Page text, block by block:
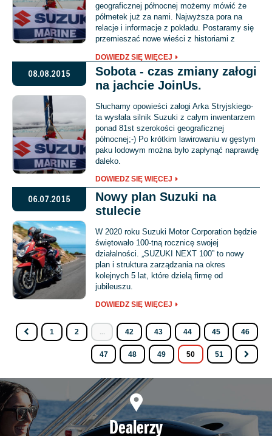
geograficznej północnej możemy mówić że
półmetek już za nami. Najwyższa pora na
relacje i informacje z pokładu. Postaramy się
przemieszać nowe wieści z historiami z
DOWIEDZ SIĘ WIĘCEJ
08.08.2015
Sobota - czas zmiany załogi
na jachcie JoinUs.
Słuchamy opowieści załogi Arka Stryjskiego-
ta wysłała silnik Suzuki z całym inwentarzem
ponad 81st szerokości geograficznej
północnej;-) Po krótkim lawirowaniu w gęstym
paku lodowym można było zapłynąć naprawdę
daleko.
DOWIEDZ SIĘ WIĘCEJ
06.07.2015
Nowy plan Suzuki na
stulecie
W 2020 roku Suzuki Motor Corporation będzie
świętowało 100-tną rocznicę swojej
działalności. „SUZUKI NEXT 100” to nowy
plan i struktura zarządzania na okres
kolejnych 5 lat, które dzielą firmę od
jubileuszu.
DOWIEDZ SIĘ WIĘCEJ
1 2 ... 42 43 44 45 46
47 48 49 50 51
Dealerzy